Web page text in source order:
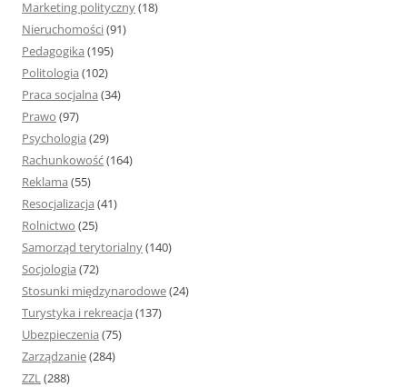
Marketing polityczny(18)
Nieruchomości(91)
Pedagogika (195)
Politologia (102)
Praca socjalna (34)
Prawo (97)
Psychologia (29)
Rachunkowość(164)
Reklama (55)
Resocjalizacja (41)
Rolnictwo (25)
Samorząd terytorialny(140)
Socjologia (72)
Stosunki międzynarodowe(24)
Turystyka i rekreacja (137)
Ubezpieczenia (75)
Zarządzanie(284)
ZZL(288)